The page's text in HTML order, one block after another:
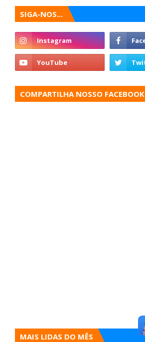
SIGA-NOS...
COMPARTILHA NOSSO FACEBOOK
MAIS LIDAS DO MÊS